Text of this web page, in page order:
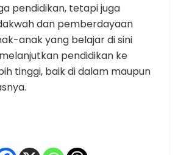
pendidikan, tetapi juga
dan pemberdayaan
anak yang belajar di sini
pendidikan ke
tinggi, baik di dalam maupun